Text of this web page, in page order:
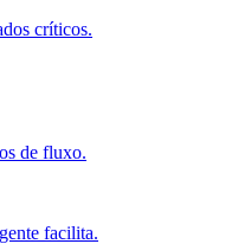
críticos.
de fluxo.
facilita.